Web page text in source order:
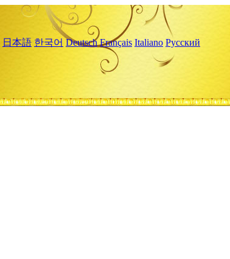
日本語 한국어 Deutsch Français Italiano Русский